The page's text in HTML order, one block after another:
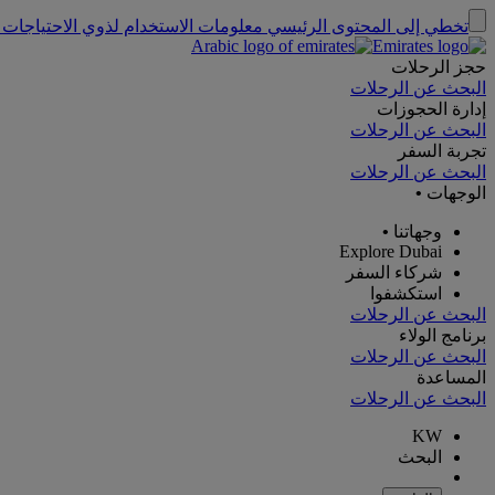
تخطي إلى المحتوى الرئيسي معلومات الاستخدام لذوي
حجز الرحلات
البحث عن الرحلات
إدارة الحجوزات
البحث عن الرحلات
تجربة السفر
البحث عن الرحلات
الوجهات •
وجهاتنا •
Explore Dubai
شركاء السفر
استكشفوا
البحث عن الرحلات
برنامج الولاء
البحث عن الرحلات
المساعدة
البحث عن الرحلات
KW
البحث